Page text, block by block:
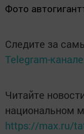
Фото
Следите за
Telegram-канале
Читайте
национальном
https://max.ru/